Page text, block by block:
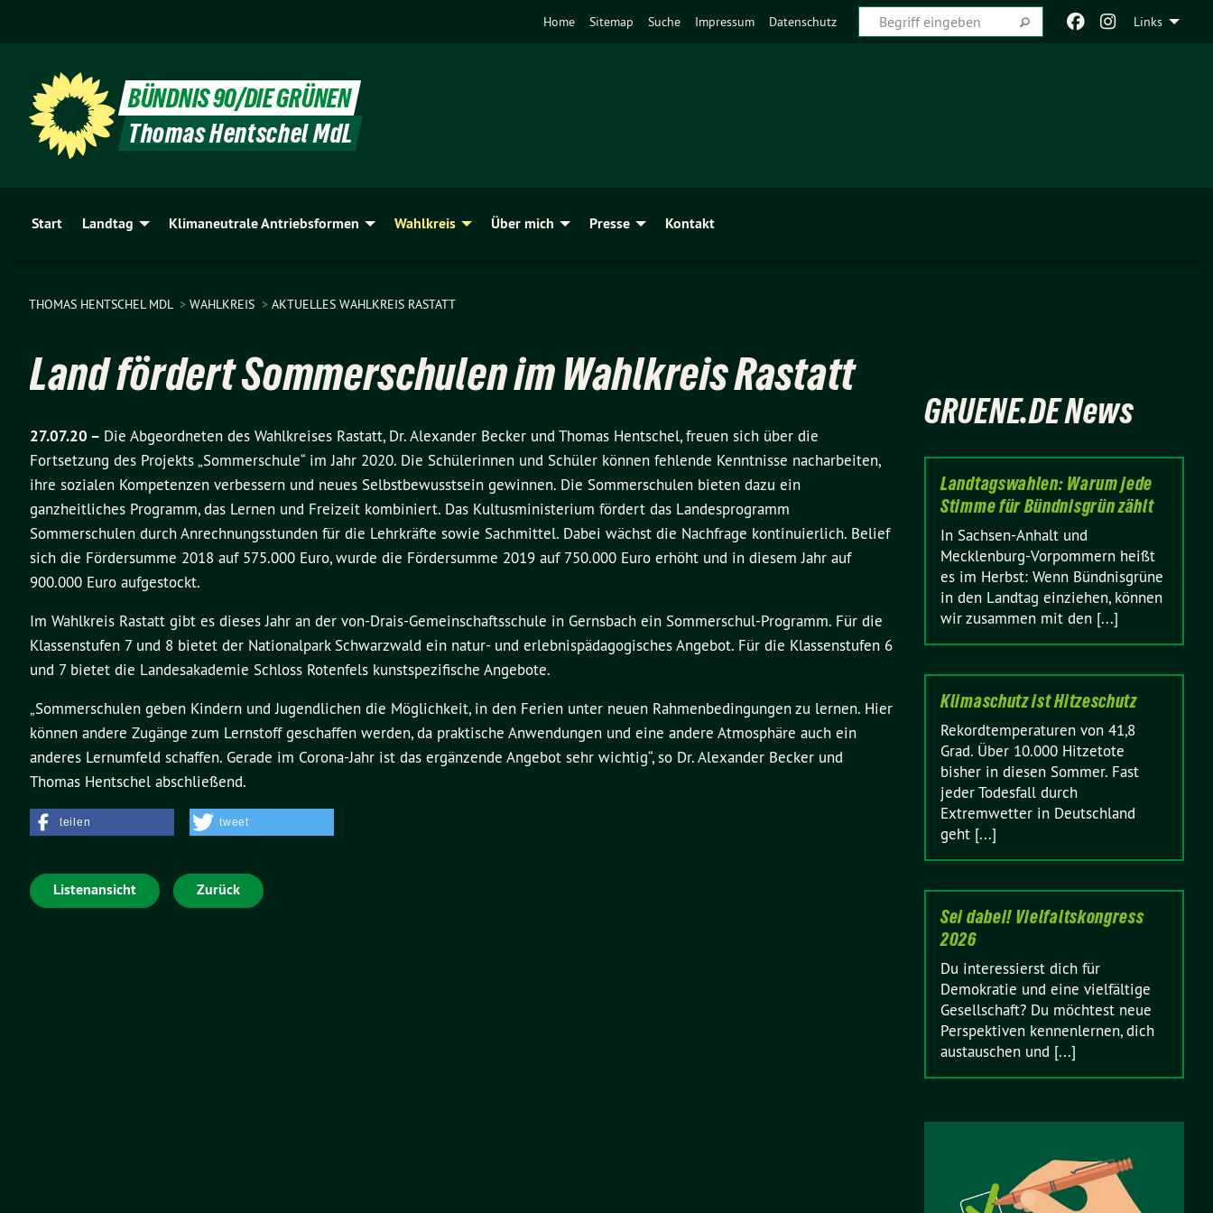
Links
Home Sitemap Suche Impressum Datenschutz
BÜNDNIS 90/DIE GRÜNEN
Thomas Hentschel MdL
Start Landtag Klimaneutrale Antriebsformen Wahlkreis Über mich Presse Kontakt
THOMAS HENTSCHEL MDL WAHLKREIS AKTUELLES WAHLKREIS RASTATT
Land fördert Sommerschulen im Wahlkreis Rastatt
27.07.20 – Die Abgeordneten des Wahlkreises Rastatt, Dr. Alexander Becker und Thomas Hentschel, freuen sich über die
Fortsetzung des Projekts „Sommerschule“ im Jahr 2020. Die Schülerinnen und Schüler können fehlende Kenntnisse nacharbeiten,
ihre sozialen Kompetenzen verbessern und neues Selbstbewusstsein gewinnen. Die Sommerschulen bieten dazu ein
ganzheitliches Programm, das Lernen und Freizeit kombiniert. Das Kultusministerium fördert das Landesprogramm
Sommerschulen durch Anrechnungsstunden für die Lehrkräfte sowie Sachmittel. Dabei wächst die Nachfrage kontinuierlich. Belief
sich die Fördersumme 2018 auf 575.000 Euro, wurde die Fördersumme 2019 auf 750.000 Euro erhöht und in diesem Jahr auf
900.000 Euro aufgestockt.
Im Wahlkreis Rastatt gibt es dieses Jahr an der von-Drais-Gemeinschaftsschule in Gernsbach ein Sommerschul-Programm. Für die
Klassenstufen 7 und 8 bietet der Nationalpark Schwarzwald ein natur- und erlebnispädagogisches Angebot. Für die Klassenstufen 6
und 7 bietet die Landesakademie Schloss Rotenfels kunstspezifische Angebote.
„Sommerschulen geben Kindern und Jugendlichen die Möglichkeit, in den Ferien unter neuen Rahmenbedingungen zu lernen. Hier
können andere Zugänge zum Lernstoff geschaffen werden, da praktische Anwendungen und eine andere Atmosphäre auch ein
anderes Lernumfeld schaffen. Gerade im Corona-Jahr ist das ergänzende Angebot sehr wichtig“, so Dr. Alexander Becker und
Thomas Hentschel abschließend.
teilen tweet
Listenansicht Zurück
GRUENE.DE News
Landtagswahlen: Warum jede
Stimme für Bündnisgrün zählt
In Sachsen-Anhalt und
Mecklenburg-Vorpommern heißt
es im Herbst: Wenn Bündnisgrüne
in den Landtag einziehen, können
wir zusammen mit den [...]
Klimaschutz ist Hitzeschutz
Rekordtemperaturen von 41,8
Grad. Über 10.000 Hitzetote
bisher in diesen Sommer. Fast
jeder Todesfall durch
Extremwetter in Deutschland
geht [...]
Sei dabei! Vielfaltskongress
2026
Du interessierst dich für
Demokratie und eine vielfältige
Gesellschaft? Du möchtest neue
Perspektiven kennenlernen, dich
austauschen und [...]